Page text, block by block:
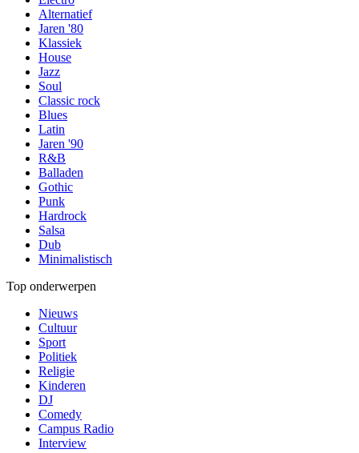
Alternatief
Jaren '80
Klassiek
House
Jazz
Soul
Classic rock
Blues
Latin
Jaren '90
R&B
Balladen
Gothic
Punk
Hardrock
Salsa
Dub
Minimalistisch
Top onderwerpen
Nieuws
Cultuur
Sport
Politiek
Religie
Kinderen
DJ
Comedy
Campus Radio
Interview